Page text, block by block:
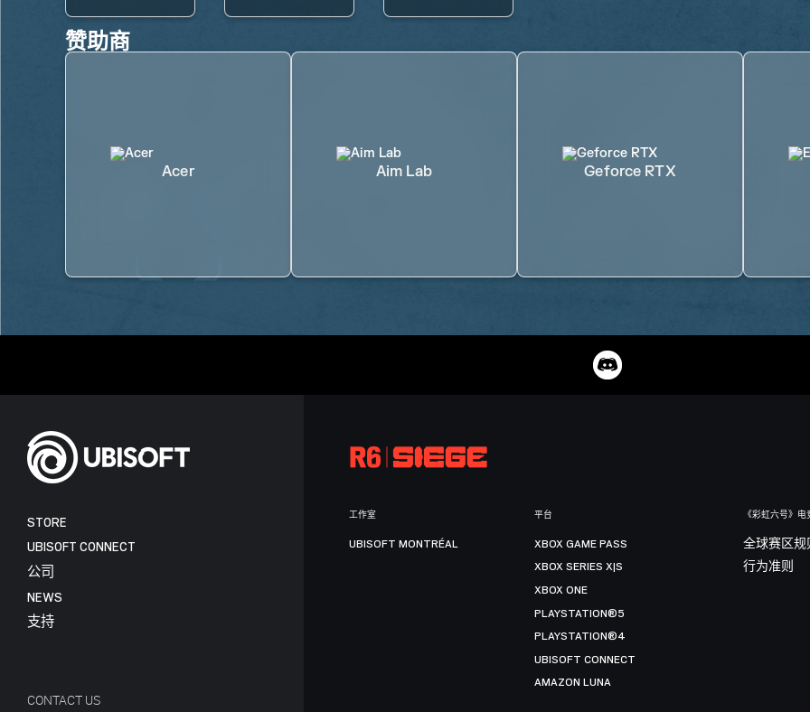
赞助商
Acer Aim Lab Geforce RTX
STORE
UBISOFT CONNECT
公司
NEWS
支持
CONTACT US
工作室
UBISOFT MONTRÉAL
平台
XBOX GAME PASS
XBOX SERIES X|S
XBOX ONE
PLAYSTATION®5
PLAYSTATION®4
UBISOFT CONNECT
AMAZON LUNA
《彩虹六号》电
全球赛区规
行为准则